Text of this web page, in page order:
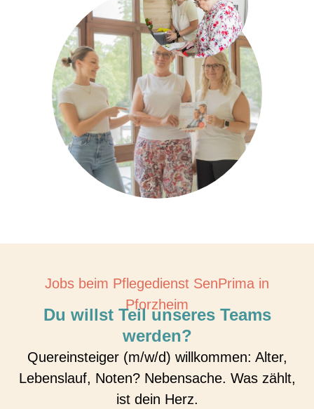
Jobs beim Pflegedienst SenPrima in
Pforzheim
Du willst Teil unseres Teams
werden?
Quereinsteiger (m/w/d) willkommen: Alter,
Lebenslauf, Noten? Nebensache. Was zählt,
ist dein Herz.